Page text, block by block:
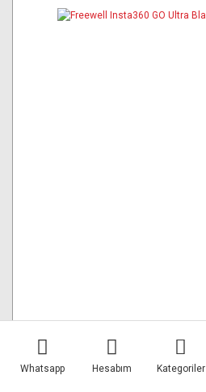
Freewell Insta360 GO Ultra
Filter
Whatsapp Hesabım Kategoriler